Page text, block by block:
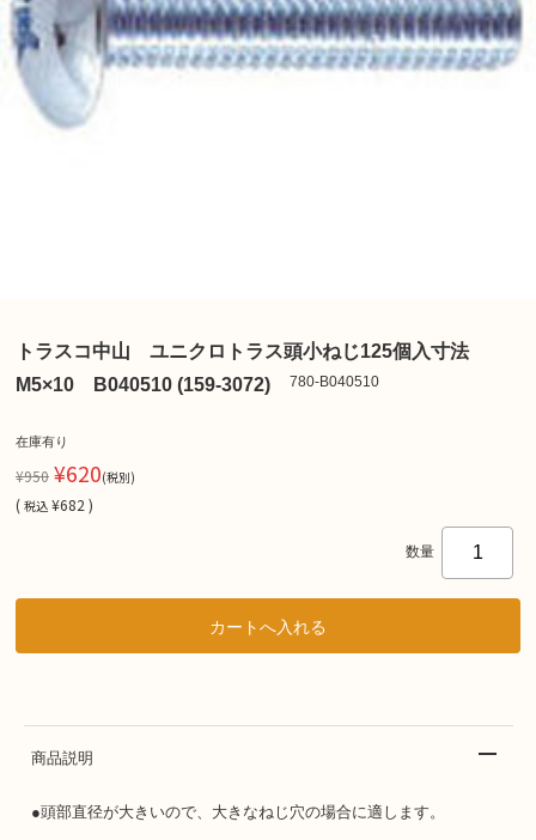
トラスコ中山 ユニクロトラス頭小ねじ125個入寸法
M5×10 B040510 (159-3072)
780-B040510
在庫有り
¥950 ¥620(税別)
( 税込 ¥682 )
数量
商品説明
●頭部直径が大きいので、大きなねじ穴の場合に適します。